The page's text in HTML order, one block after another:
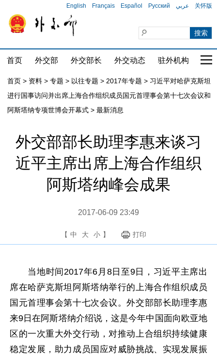
English Français Español Русский عربي 关怀版
首页 外交部 外交部长 外交动态 驻外机构 国
首页 > 资料 > 专题 > 以往专题 > 2017年专题 > 习近平对哈萨克斯坦
进行国事访问并出席上海合作组织成员国元首理事会第十七次会议和
阿斯塔纳专项世博会开幕式 > 最新消息
外交部部长助理李惠来谈习
近平主席出席上海合作组织
阿斯塔纳峰会成果
2017-06-09 23:49
【 中 大 小 】 打印
当地时间2017年6月8日至9日，习近平主席出
席在哈萨克斯坦阿斯塔纳举行的上海合作组织成员
国元首理事会第十七次会议。外交部部长助理李惠
来9日在阿斯塔纳介绍说，这是今年中国面向欧亚地
区的一次重大外交行动，对推动上合组织持续健康
稳定发展，助力成员国应对威胁挑战、实现发展振